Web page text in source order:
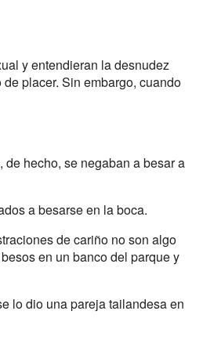
y entendieran la desnudez
placer. Sin embargo, cuando
hecho, se negaban a besar a
a besarse en la boca.
de cariño no son algo
en un banco del parque y
lo dio una pareja tailandesa en